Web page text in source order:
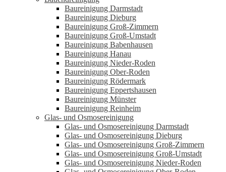
Baureinigung Darmstadt
Baureinigung Dieburg
Baureinigung Groß-Zimmern
Baureinigung Groß-Umstadt
Baureinigung Babenhausen
Baureinigung Hanau
Baureinigung Nieder-Roden
Baureinigung Ober-Roden
Baureinigung Rödermark
Baureinigung Eppertshausen
Baureinigung Münster
Baureinigung Reinheim
Glas- und Osmosereinigung
Glas- und Osmosereinigung Darmstadt
Glas- und Osmosereinigung Dieburg
Glas- und Osmosereinigung Groß-Zimmern
Glas- und Osmosereinigung Groß-Umstadt
Glas- und Osmosereinigung Nieder-Roden